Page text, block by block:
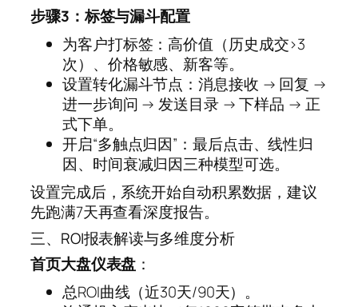
步骤3：标签与漏斗配置
为客户打标签：高价值（历史成交>3
次）、价格敏感、新客等。
设置转化漏斗节点：消息接收 → 回复 →
进一步询问 → 发送目录 → 下样品 → 正
式下单。
开启“多触点归因”：最后点击、线性归
因、时间衰减归因三种模型可选。
设置完成后，系统开始自动积累数据，建议
先跑满7天再查看深度报告。
三、ROI报表解读与多维度分析
首页大盘仪表盘 ：
总ROI曲线（近30天/90天）。